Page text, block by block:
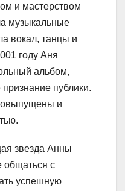
и мастерством
музыкальные
вокал, танцы и
году Аня
альбом,
публики.
и
звезда Анны
общаться с
успешную